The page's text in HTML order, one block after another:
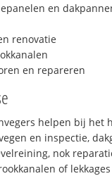
en
renovatie
en repareren
helpen bij het
en inspectie,
nok
of